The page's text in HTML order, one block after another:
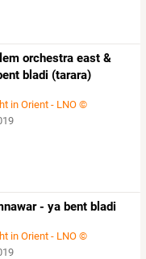
orchestra east &
bladi (tarara)
in Orient - LNO ©
- ya bent bladi
in Orient - LNO ©